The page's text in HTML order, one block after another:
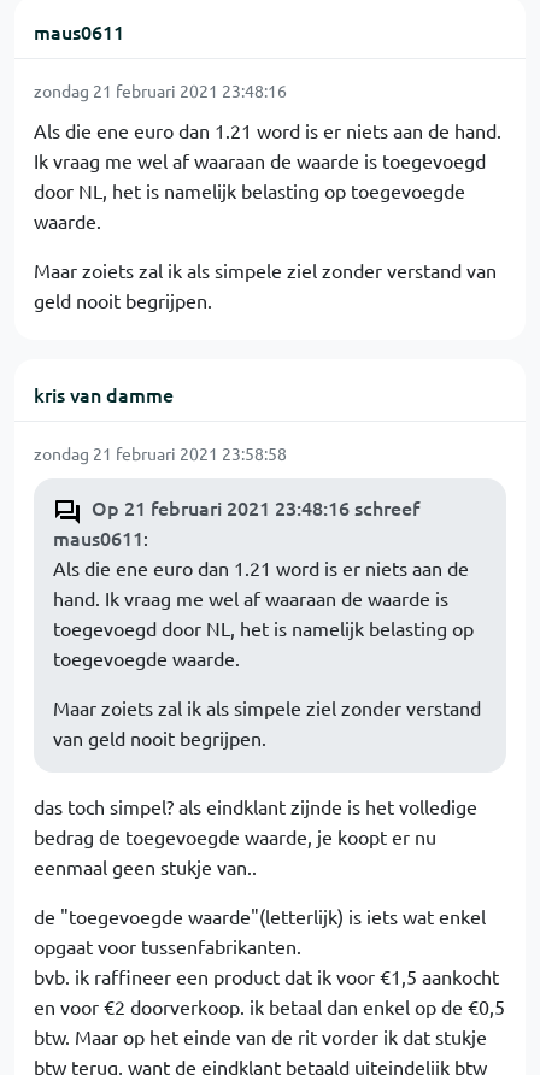
maus0611
zondag 21 februari 2021 23:48:16
Als die ene euro dan 1.21 word is er niets aan de hand.
Ik vraag me wel af waaraan de waarde is toegevoegd
door NL, het is namelijk belasting op toegevoegde
waarde.
Maar zoiets zal ik als simpele ziel zonder verstand van
geld nooit begrijpen.
kris van damme
zondag 21 februari 2021 23:58:58
Op 21 februari 2021 23:48:16 schreef
maus0611:
Als die ene euro dan 1.21 word is er niets aan de
hand. Ik vraag me wel af waaraan de waarde is
toegevoegd door NL, het is namelijk belasting op
toegevoegde waarde.
Maar zoiets zal ik als simpele ziel zonder verstand
van geld nooit begrijpen.
das toch simpel? als eindklant zijnde is het volledige
bedrag de toegevoegde waarde, je koopt er nu
eenmaal geen stukje van..
de "toegevoegde waarde"(letterlijk) is iets wat enkel
opgaat voor tussenfabrikanten.
bvb. ik raffineer een product dat ik voor €1,5 aankocht
en voor €2 doorverkoop. ik betaal dan enkel op de €0,5
btw. Maar op het einde van de rit vorder ik dat stukje
btw terug, want de eindklant betaald uiteindelijk btw